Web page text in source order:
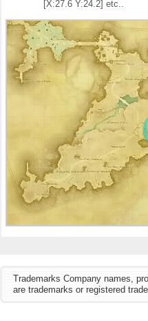
[X:27.6 Y:24.2] etc..
Trademarks Company names,
are trademarks or registered